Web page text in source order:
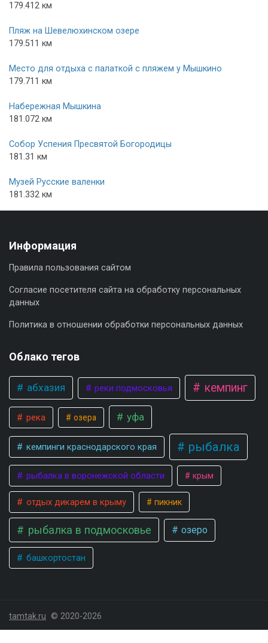
179.412 км
Пляж на Шевелюхинском озере
179.511 км
Место для отдыха с палаткой с пляжем у Мышкино
179.711 км
Набережная Мышкина
181.072 км
Собор Успения Пресвятой Богородицы
181.31 км
Музей Русские валенки
181.332 км
Информация
Правила пользования сайтом
Согласие посетителя сайта на обработку персональных
данных
Политика в отношении обработки персональных данных
Облако тегов
абхазия реки подмосковья кемпинг
река озера уфа
кемпинги краснодарского края рыбалка
рыбалка в воронежской области крым
отдых дикарем в крыму пикник
рыбалка в подмосковье озеро
башкортостан
tamtak.ru © 2020-2026